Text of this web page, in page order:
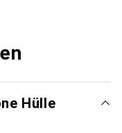
Hülle